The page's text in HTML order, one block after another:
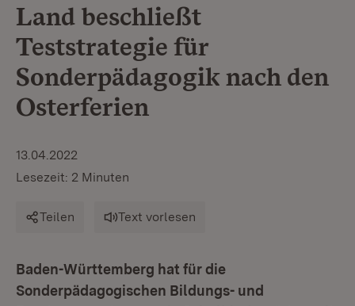
Land beschließt
Teststrategie für
Sonderpädagogik nach den
Osterferien
13.04.2022
Lesezeit: 2 Minuten
Teilen Text vorlesen
Baden-Württemberg hat für die
Sonderpädagogischen Bildungs- und